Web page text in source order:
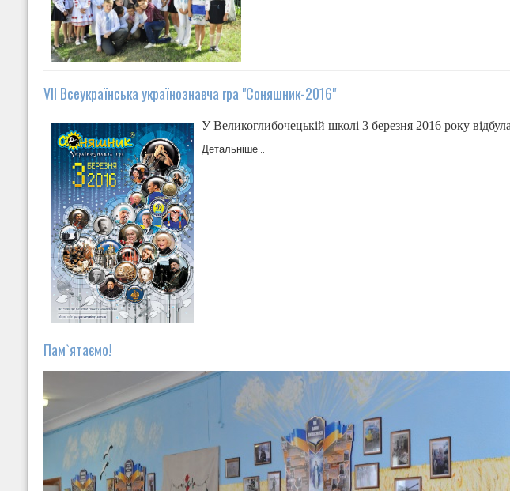
VII Всеукраїнська українознавча гра "Соняшник-2016"
У Великоглибочецькій школі 3 березня 2016 року
Детальніше...
Пам`ятаємо!